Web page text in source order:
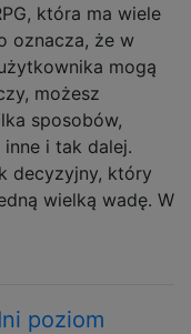
która ma wiele
oznacza, że ​​w
mogą
możesz
sposobów,
i tak dalej.
decyzyjny, który
wielką wadę. W
poziom